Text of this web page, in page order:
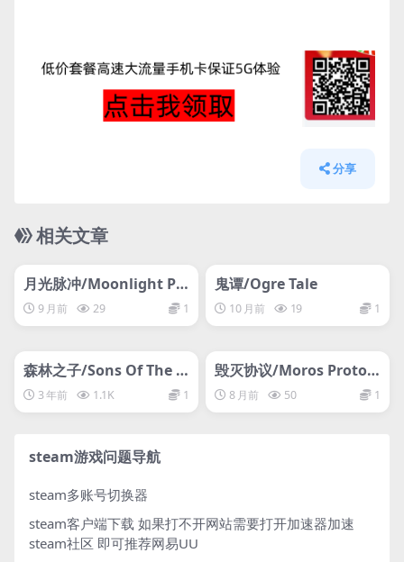
分享
相关文章
网盘下载游戏
月光脉冲/Moonlight Pu
lse9 月前 29 1
鬼谭/Ogre Tale
10 月前 19 1
网盘下载游戏
森林之子/Sons Of The F
orest
3 年前 1.1K 1
网盘下载游戏
毁灭协议/Moros Protoc
ol 8 月前 50 1
steam游戏问题导航
steam多账号切换器
steam客户端下载 如果打不开网站需要打开加速器加速
steam社区 即可推荐网易UU